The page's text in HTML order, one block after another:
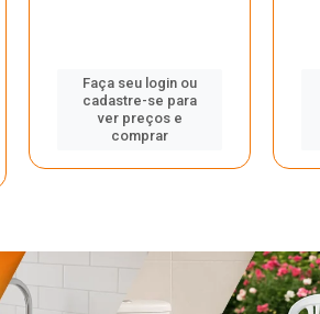
Faça seu login ou
cadastre-se para
ver preços e
comprar